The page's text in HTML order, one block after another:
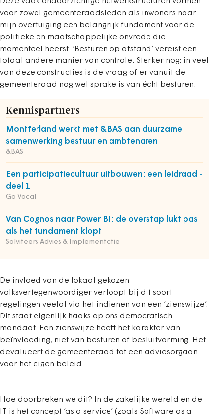
voor zowel gemeenteraadsleden als inwoners naar
mijn overtuiging een belangrijk fundament voor de
politieke en maatschappelijke onvrede die
momenteel heerst. ‘Besturen op afstand’ vereist een
totaal andere manier van controle. Sterker nog: in veel
van deze constructies is de vraag of er vanuit de
gemeenteraad nog wel sprake is van écht besturen.
Kennispartners
Montferland werkt met &BAS aan duurzame
samenwerking bestuur en ambtenaren
&BAS
Een participatiecultuur uitbouwen: een leidraad -
deel 1
Go Vocal
Van Cognos naar Power BI: de overstap lukt pas
als het fundament klopt
Solviteers Advies & Implementatie
De invloed van de lokaal gekozen
volksvertegenwoordiger verloopt bij dit soort
regelingen veelal via het indienen van een ‘zienswijze’.
Dit staat eigenlijk haaks op ons democratisch
mandaat. Een zienswijze heeft het karakter van
beïnvloeding, niet van besturen of besluitvorming. Het
devalueert de gemeenteraad tot een adviesorgaan
voor het eigen beleid.
Hoe doorbreken we dit? In de zakelijke wereld en de
IT is het concept ‘as a service’ (zoals Software as a